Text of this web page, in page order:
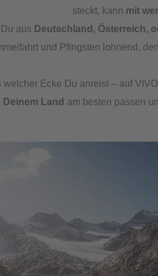
steckt, kann mit
aus Deutschland, Österreich,
und Pfingsten lohnend,
welcher Ecke Du anreist – auf
Deinem Land am besten passen